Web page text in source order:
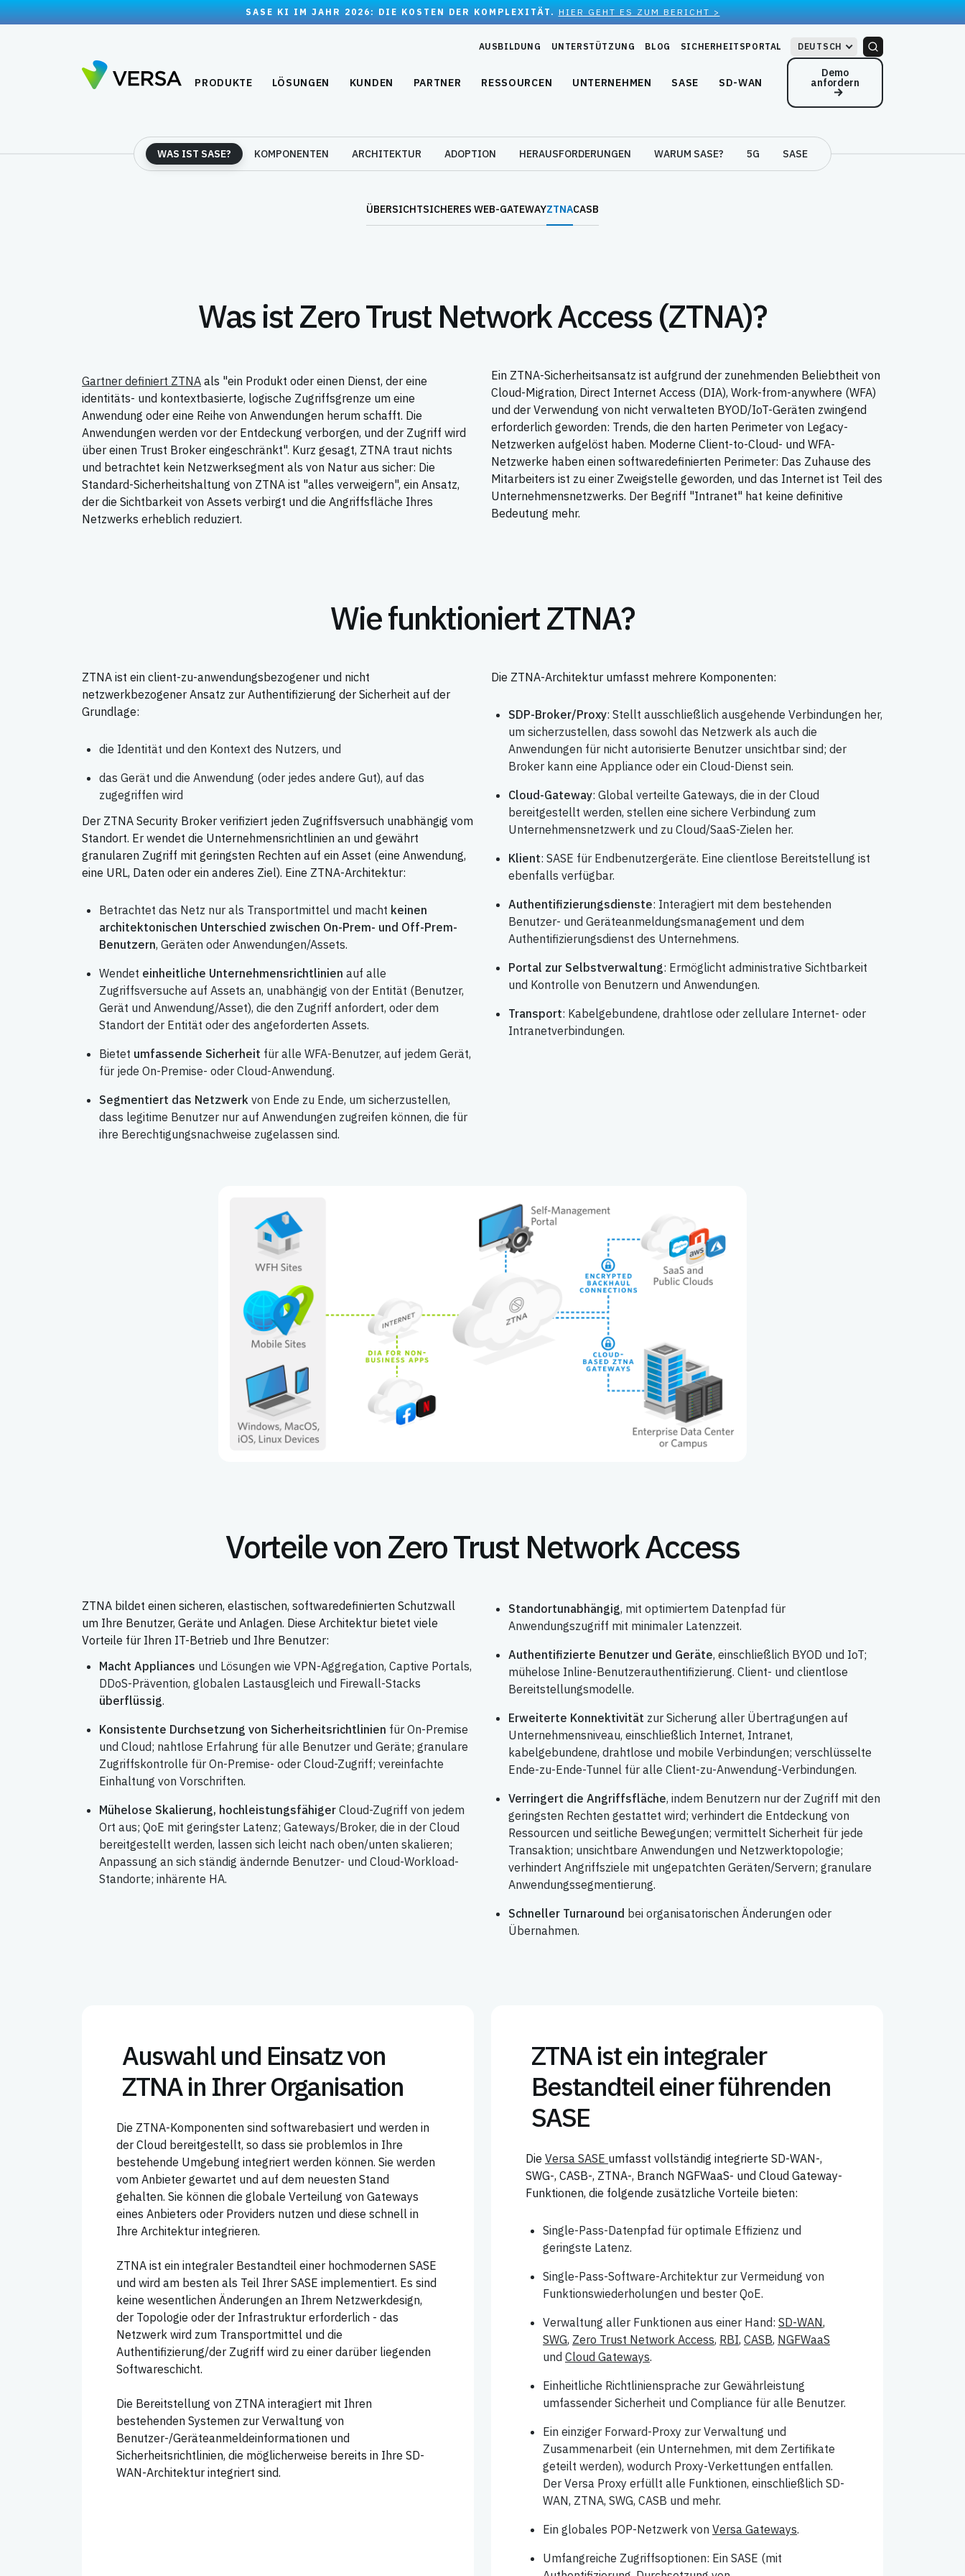
SASE KI IM JAHR 2026: DIE KOSTEN DER KOMPLEXITÄT. HIER GEHT ES ZUM BERICHT >
AUSBILDUNG UNTERSTÜTZUNG BLOG SICHERHEITSPORTAL DEUTSCH
PRODUKTE LÖSUNGEN KUNDEN PARTNER RESSOURCEN UNTERNEHMEN SASE SD-WAN
Demo
anfordern
WAS IST SASE? KOMPONENTEN ARCHITEKTUR ADOPTION HERAUSFORDERUNGEN WARUM SASE? 5G SASE
ÜBERSICHTSICHERES WEB-GATEWAYZTNACASB
Was ist Zero Trust Network Access (ZTNA)?
Gartner definiert ZTNA als "ein Produkt oder einen Dienst, der eine
identitäts- und kontextbasierte, logische Zugriffsgrenze um eine
Anwendung oder eine Reihe von Anwendungen herum schafft. Die
Anwendungen werden vor der Entdeckung verborgen, und der Zugriff wird
über einen Trust Broker eingeschränkt". Kurz gesagt, ZTNA traut nichts
und betrachtet kein Netzwerksegment als von Natur aus sicher: Die
Standard-Sicherheitshaltung von ZTNA ist "alles verweigern", ein Ansatz,
der die Sichtbarkeit von Assets verbirgt und die Angriffsfläche Ihres
Netzwerks erheblich reduziert.
Ein ZTNA-Sicherheitsansatz ist aufgrund der zunehmenden Beliebtheit von
Cloud-Migration, Direct Internet Access (DIA), Work-from-anywhere (WFA)
und der Verwendung von nicht verwalteten BYOD/IoT-Geräten zwingend
erforderlich geworden: Trends, die den harten Perimeter von Legacy-
Netzwerken aufgelöst haben. Moderne Client-to-Cloud- und WFA-
Netzwerke haben einen softwaredefinierten Perimeter: Das Zuhause des
Mitarbeiters ist zu einer Zweigstelle geworden, und das Internet ist Teil des
Unternehmensnetzwerks. Der Begriff "Intranet" hat keine definitive
Bedeutung mehr.
Wie funktioniert ZTNA?
ZTNA ist ein client-zu-anwendungsbezogener und nicht
netzwerkbezogener Ansatz zur Authentifizierung der Sicherheit auf der
Grundlage:
die Identität und den Kontext des Nutzers, und
das Gerät und die Anwendung (oder jedes andere Gut), auf das
zugegriffen wird
Der ZTNA Security Broker verifiziert jeden Zugriffsversuch unabhängig vom
Standort. Er wendet die Unternehmensrichtlinien an und gewährt
granularen Zugriff mit geringsten Rechten auf ein Asset (eine Anwendung,
eine URL, Daten oder ein anderes Ziel). Eine ZTNA-Architektur:
Betrachtet das Netz nur als Transportmittel und macht keinen
architektonischen Unterschied zwischen On-Prem- und Off-Prem-
Benutzern, Geräten oder Anwendungen/Assets.
Wendet einheitliche Unternehmensrichtlinien auf alle
Zugriffsversuche auf Assets an, unabhängig von der Entität (Benutzer,
Gerät und Anwendung/Asset), die den Zugriff anfordert, oder dem
Standort der Entität oder des angeforderten Assets.
Bietet umfassende Sicherheit für alle WFA-Benutzer, auf jedem Gerät,
für jede On-Premise- oder Cloud-Anwendung.
Segmentiert das Netzwerk von Ende zu Ende, um sicherzustellen,
dass legitime Benutzer nur auf Anwendungen zugreifen können, die für
ihre Berechtigungsnachweise zugelassen sind.
Die ZTNA-Architektur umfasst mehrere Komponenten:
SDP-Broker/Proxy: Stellt ausschließlich ausgehende Verbindungen her,
um sicherzustellen, dass sowohl das Netzwerk als auch die
Anwendungen für nicht autorisierte Benutzer unsichtbar sind; der
Broker kann eine Appliance oder ein Cloud-Dienst sein.
Cloud-Gateway: Global verteilte Gateways, die in der Cloud
bereitgestellt werden, stellen eine sichere Verbindung zum
Unternehmensnetzwerk und zu Cloud/SaaS-Zielen her.
Klient: SASE für Endbenutzergeräte. Eine clientlose Bereitstellung ist
ebenfalls verfügbar.
Authentifizierungsdienste: Interagiert mit dem bestehenden
Benutzer- und Geräteanmeldungsmanagement und dem
Authentifizierungsdienst des Unternehmens.
Portal zur Selbstverwaltung: Ermöglicht administrative Sichtbarkeit
und Kontrolle von Benutzern und Anwendungen.
Transport: Kabelgebundene, drahtlose oder zellulare Internet- oder
Intranetverbindungen.
Vorteile von Zero Trust Network Access
ZTNA bildet einen sicheren, elastischen, softwaredefinierten Schutzwall
um Ihre Benutzer, Geräte und Anlagen. Diese Architektur bietet viele
Vorteile für Ihren IT-Betrieb und Ihre Benutzer:
Macht Appliances und Lösungen wie VPN-Aggregation, Captive Portals,
DDoS-Prävention, globalen Lastausgleich und Firewall-Stacks
überflüssig.
Konsistente Durchsetzung von Sicherheitsrichtlinien für On-Premise
und Cloud; nahtlose Erfahrung für alle Benutzer und Geräte; granulare
Zugriffskontrolle für On-Premise- oder Cloud-Zugriff; vereinfachte
Einhaltung von Vorschriften.
Mühelose Skalierung, hochleistungsfähiger Cloud-Zugriff von jedem
Ort aus; QoE mit geringster Latenz; Gateways/Broker, die in der Cloud
bereitgestellt werden, lassen sich leicht nach oben/unten skalieren;
Anpassung an sich ständig ändernde Benutzer- und Cloud-Workload-
Standorte; inhärente HA.
Standortunabhängig, mit optimiertem Datenpfad für
Anwendungszugriff mit minimaler Latenzzeit.
Authentifizierte Benutzer und Geräte, einschließlich BYOD und IoT;
mühelose Inline-Benutzerauthentifizierung. Client- und clientlose
Bereitstellungsmodelle.
Erweiterte Konnektivität zur Sicherung aller Übertragungen auf
Unternehmensniveau, einschließlich Internet, Intranet,
kabelgebundene, drahtlose und mobile Verbindungen; verschlüsselte
Ende-zu-Ende-Tunnel für alle Client-zu-Anwendung-Verbindungen.
Verringert die Angriffsfläche, indem Benutzern nur der Zugriff mit den
geringsten Rechten gestattet wird; verhindert die Entdeckung von
Ressourcen und seitliche Bewegungen; vermittelt Sicherheit für jede
Transaktion; unsichtbare Anwendungen und Netzwerktopologie;
verhindert Angriffsziele mit ungepatchten Geräten/Servern; granulare
Anwendungssegmentierung.
Schneller Turnaround bei organisatorischen Änderungen oder
Übernahmen.
Auswahl und Einsatz von
ZTNA in Ihrer Organisation
Die ZTNA-Komponenten sind softwarebasiert und werden in
der Cloud bereitgestellt, so dass sie problemlos in Ihre
bestehende Umgebung integriert werden können. Sie werden
vom Anbieter gewartet und auf dem neuesten Stand
gehalten. Sie können die globale Verteilung von Gateways
eines Anbieters oder Providers nutzen und diese schnell in
Ihre Architektur integrieren.
ZTNA ist ein integraler Bestandteil einer hochmodernen SASE
und wird am besten als Teil Ihrer SASE implementiert. Es sind
keine wesentlichen Änderungen an Ihrem Netzwerkdesign,
der Topologie oder der Infrastruktur erforderlich - das
Netzwerk wird zum Transportmittel und die
Authentifizierung/der Zugriff wird zu einer darüber liegenden
Softwareschicht.
Die Bereitstellung von ZTNA interagiert mit Ihren
bestehenden Systemen zur Verwaltung von
Benutzer-/Geräteanmeldeinformationen und
Sicherheitsrichtlinien, die möglicherweise bereits in Ihre SD-
WAN-Architektur integriert sind.
ZTNA ist ein integraler
Bestandteil einer führenden
SASE
Die Versa SASE umfasst vollständig integrierte SD-WAN-,
SWG-, CASB-, ZTNA-, Branch NGFWaaS- und Cloud Gateway-
Funktionen, die folgende zusätzliche Vorteile bieten:
Single-Pass-Datenpfad für optimale Effizienz und
geringste Latenz.
Single-Pass-Software-Architektur zur Vermeidung von
Funktionswiederholungen und bester QoE.
Verwaltung aller Funktionen aus einer Hand: SD-WAN,
SWG, Zero Trust Network Access, RBI, CASB, NGFWaaS
und Cloud Gateways.
Einheitliche Richtliniensprache zur Gewährleistung
umfassender Sicherheit und Compliance für alle Benutzer.
Ein einziger Forward-Proxy zur Verwaltung und
Zusammenarbeit (ein Unternehmen, mit dem Zertifikate
geteilt werden), wodurch Proxy-Verkettungen entfallen.
Der Versa Proxy erfüllt alle Funktionen, einschließlich SD-
WAN, ZTNA, SWG, CASB und mehr.
Ein globales POP-Netzwerk von Versa Gateways.
Umfangreiche Zugriffsoptionen: Ein SASE (mit